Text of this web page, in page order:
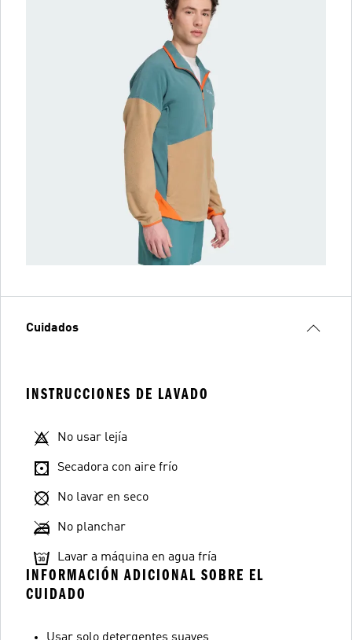
Cuidados
INSTRUCCIONES DE LAVADO
No usar lejía
Secadora con aire frío
No lavar en seco
No planchar
Lavar a máquina en agua fría
INFORMACIÓN ADICIONAL SOBRE EL
CUIDADO